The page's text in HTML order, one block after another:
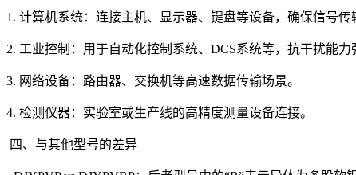
1. 计算机系统：连接主机、显示器、键盘等设备，确保信号传
2. 工业控制：用于自动化控制系统、DCS系统等，抗干扰能力
3. 网络设备：路由器、交换机等高速数据传输场景。
4. 检测仪器：实验室或生产线的高精度测量设备连接。
四、与其他型号的差异